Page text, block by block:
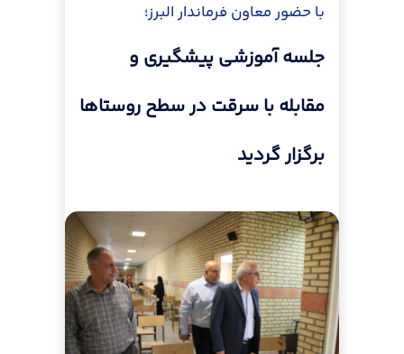
با حضور معاون فرماندار البرز؛
جلسه آموزشی پیشگیری و
مقابله با سرقت در سطح روستاها
برگزار گردید